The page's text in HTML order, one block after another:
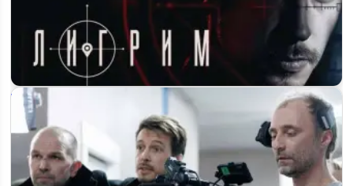
«Пилигрим» 4 сезон на Пятом канале: дата выхода и
расписание серий